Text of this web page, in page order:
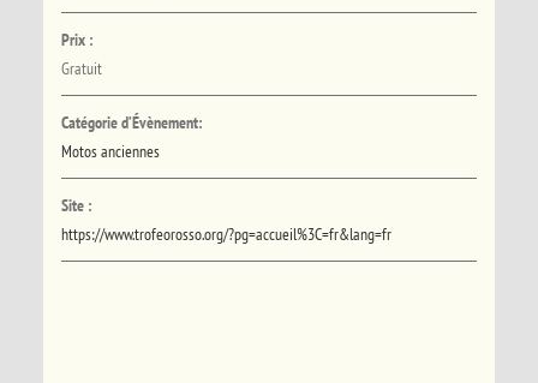
Prix :
Gratuit
Catégorie d’Évènement:
Motos anciennes
Site :
https://www.trofeorosso.org/?pg=accueil%3C=fr&lang=fr